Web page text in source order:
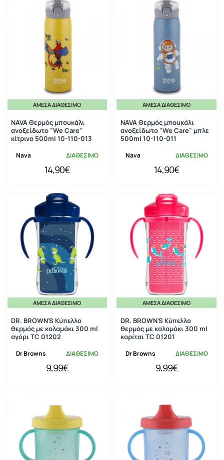
ΆΜΕΣΑ ΔΙΑΘΈΣΙΜΟ
Nava ΔΙΑΘΕΣΙΜΟ
NAVA Θερμός μπουκάλι
ανοξείδωτο "We Care"
κίτρινο 500ml 10-110-013
14,90€
ΆΜΕΣΑ ΔΙΑΘΈΣΙΜΟ
Nava ΔΙΑΘΕΣΙΜΟ
NAVA Θερμός μπουκάλι
ανοξείδωτο "We Care" μπλε
500ml 10-110-011
14,90€
ΆΜΕΣΑ ΔΙΑΘΈΣΙΜΟ
Dr Browns ΔΙΑΘΕΣΙΜΟ
DR. BROWN'S Κύπελλο
θερμός με καλαμάκι 300 ml
αγόρι TC 01202
9,99€
ΆΜΕΣΑ ΔΙΑΘΈΣΙΜΟ
Dr Browns ΔΙΑΘΕΣΙΜΟ
DR. BROWN'S Κύπελλο
θερμός με καλαμάκι 300 ml
κορίτσι TC 01201
9,99€